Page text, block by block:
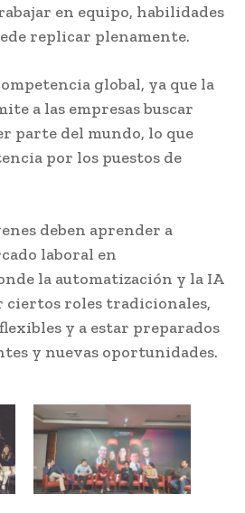
en equipo, habilidades
replicar plenamente.
global, ya que la
a las empresas buscar
parte del mundo, lo que
por los puestos de
deben aprender a
laboral en
la automatización y la IA
ciertos roles tradicionales,
y a estar preparados
y nuevas oportunidades.